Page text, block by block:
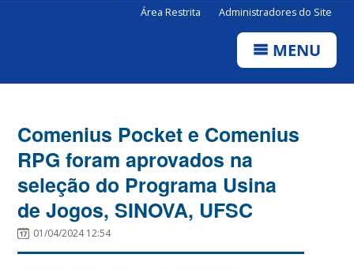
Área Restrita Administradores do Site
MENU
Comenius Pocket e Comenius
RPG foram aprovados na
seleção do Programa Usina
de Jogos, SINOVA, UFSC
01/04/2024 12:54